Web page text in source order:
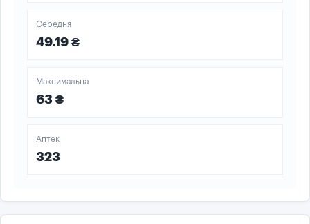
Середня
49.19 ₴
Максимальна
63 ₴
Аптек
323